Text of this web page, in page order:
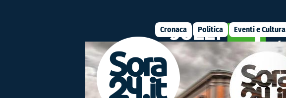
Cronaca Politica Eventi e Cultura